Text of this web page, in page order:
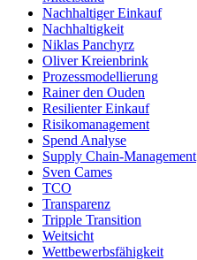
Nachhaltiger Einkauf
Nachhaltigkeit
Niklas Panchyrz
Oliver Kreienbrink
Prozessmodellierung
Rainer den Ouden
Resilienter Einkauf
Risikomanagement
Spend Analyse
Supply Chain-Management
Sven Cames
TCO
Transparenz
Tripple Transition
Weitsicht
Wettbewerbsfähigkeit